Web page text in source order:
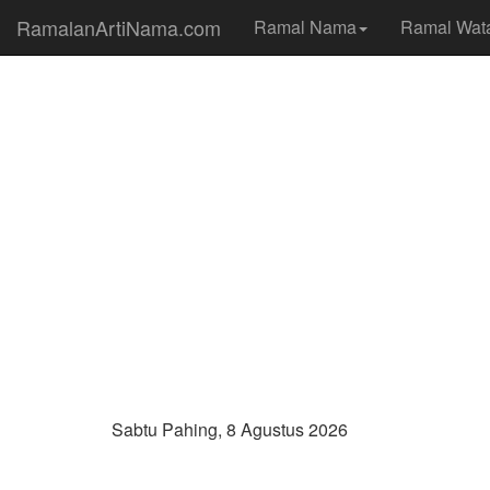
RamalanArtiNama.com Ramal Nama Ramal
Sabtu Pahing, 8 Agustus 2026